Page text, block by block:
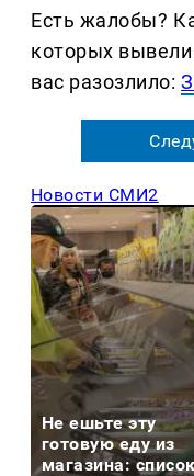
Есть жалобы?
которых
вас разозлило:
Новости СМИ2
Не ешьте эту
готовую еду из
магазина: